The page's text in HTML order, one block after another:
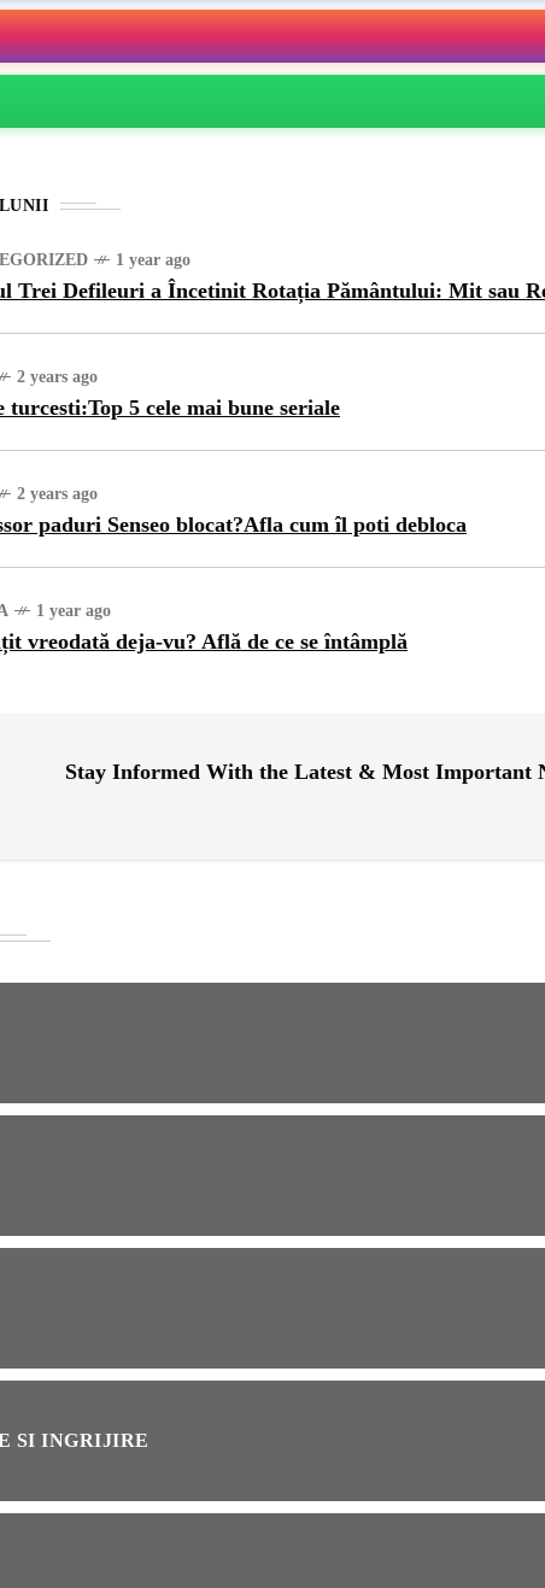
1 year ago
Trei Defileuri a Încetinit Rotația Pământului: Mit sau
2 years ago
turcesti:Top 5 cele mai bune seriale
2 years ago
paduri Senseo blocat?Afla cum îl poti debloca
1 year ago
vreodată deja-vu? Află de ce se întâmplă
Stay Informed With the Latest & Most Important
SI INGRIJIRE
Trei Defileuri a
2 years ago
seriale
cum îl poti
de ce se întâmplă